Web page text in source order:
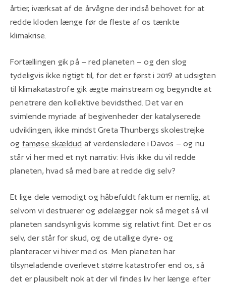
årtier, iværksat af de årvågne der indså behovet for at
redde kloden længe før de fleste af os tænkte
klimakrise.
Fortællingen gik på – red planeten – og den slog
tydeligvis ikke rigtigt til, for det er først i 2019 at udsigten
til klimakatastrofe gik ægte mainstream og begyndte at
penetrere den kollektive bevidsthed. Det var en
svimlende myriade af begivenheder der katalyserede
udviklingen, ikke mindst Greta Thunbergs skolestrejke
og famøse skældud af verdensledere i Davos – og nu
står vi her med et nyt narrativ: Hvis ikke du vil redde
planeten, hvad så med bare at redde dig selv?
Et lige dele vemodigt og håbefuldt faktum er nemlig, at
selvom vi destruerer og ødelægger nok så meget så vil
planeten sandsynligvis komme sig relativt fint. Det er os
selv, der står for skud, og de utallige dyre- og
planteracer vi hiver med os. Men planeten har
tilsyneladende overlevet større katastrofer end os, så
det er plausibelt nok at der vil findes liv her længe efter